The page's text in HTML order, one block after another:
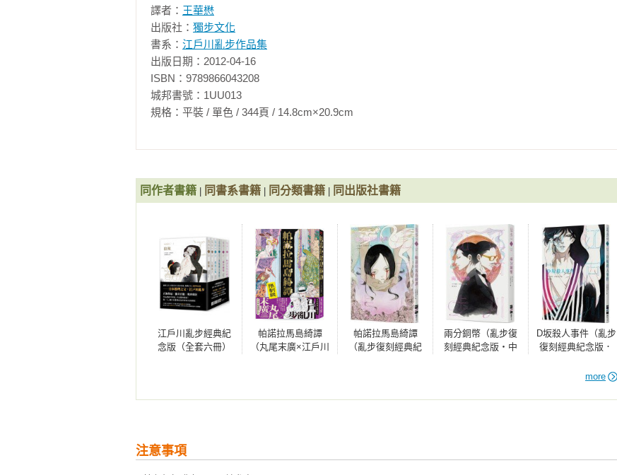
譯者： 王華懋
出版社： 獨步文化
書系： 江戶川亂步作品集
出版日期：2012-04-16
ISBN：9789866043208
城邦書號：1UU013
規格：平裝 / 單色 / 344頁 / 14.8cm×20.9cm
同作者書籍 同書系書籍 同分類書籍 同出版社書籍
江戶川亂步經典紀
念版（全套六冊）
帕諾拉馬島綺譚
（丸尾末廣×江戶川
帕諾拉馬島綺譚
（亂步復刻經典紀
兩分銅幣（亂步復
刻經典紀念版‧中
D坂殺人事件（亂步
復刻經典紀念版．
書衣，隨書附贈典
more
注意事項